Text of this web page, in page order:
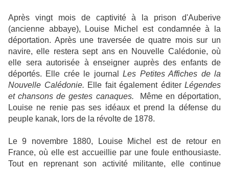
Après vingt mois de captivité à la prison d'Auberive
(ancienne abbaye), Louise Michel est condamnée à la
déportation. Après une traversée de quatre mois sur un
navire, elle restera sept ans en Nouvelle Calédonie, où
elle sera autorisée à enseigner auprès des enfants de
déportés. Elle crée le journalLes Petites Affiches de la
Nouvelle Calédonie. Elle fait également éditer Légendes
et chansons de gestes canaques. Même en déportation,
Louise ne renie pas ses idéaux et prend la défense du
peuple kanak, lors de la révolte de 1878.
Le 9 novembre 1880, Louise Michel est de retour en
France, où elle est accueillie par une foule enthousiaste.
Tout en reprenant son activité militante, elle continue